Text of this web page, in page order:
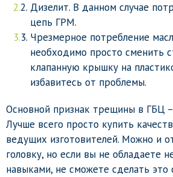
Дизелит. В данном случае
цепь ГРМ.
Чрезмерное потребление
необходимо просто сменить
клапанную крышку на
избавитесь от проблемы.
Основной признак трещины в ГБЦ
Лучше всего просто купить
ведущих изготовителей. Можно и
головку, но если вы не обладаете
навыками, не сможете сделать это